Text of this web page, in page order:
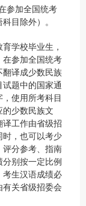
参加全国统考
目除外）。
学校毕业生，
参加全国统考
译成少数民族
题中的国家通
使用所考科目
少数民族文
工作由省级招
，也可以考少
分参考、指南
别按一定比例
生汉语成绩必
关省级招委会